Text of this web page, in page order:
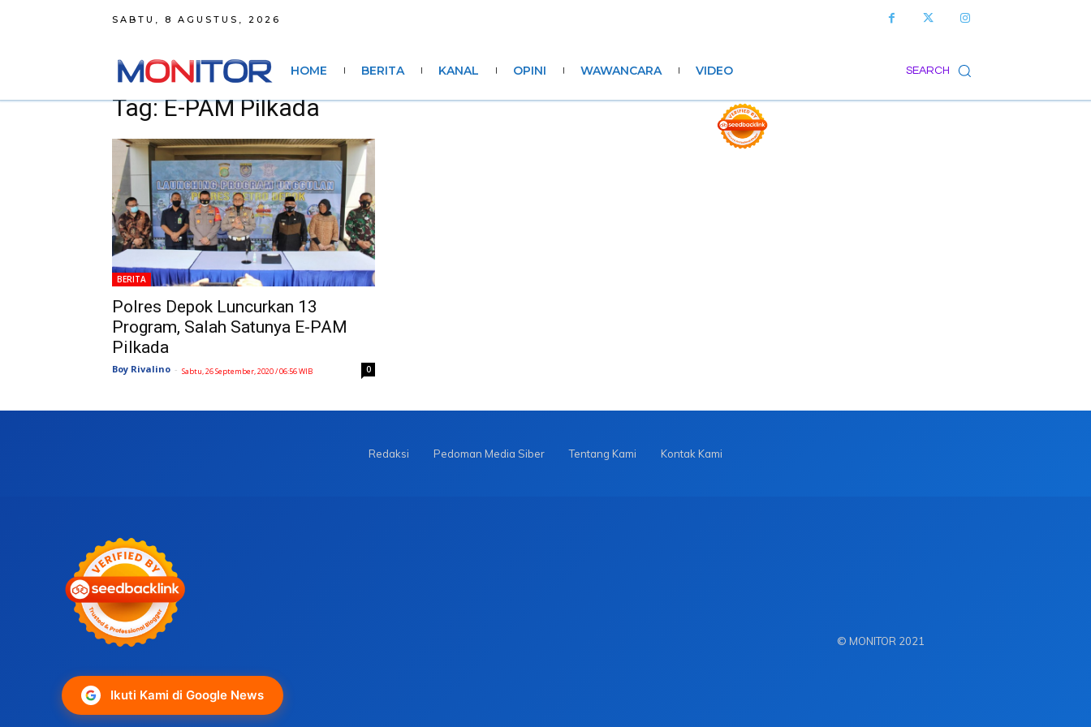
SABTU, 8 AGUSTUS, 2026
SEARCH
HOME BERITA KANAL OPINI WAWANCARA VIDEO
Tag: E-PAM Pilkada
BERITA
Polres Depok Luncurkan 13
Program, Salah Satunya E-PAM
Pilkada
Boy Rivalino - Sabtu, 26 September, 2020 / 06:56 WIB 0
Redaksi Pedoman Media Siber Tentang Kami Kontak Kami
Ikuti Kami di Google News
© MONITOR 2021